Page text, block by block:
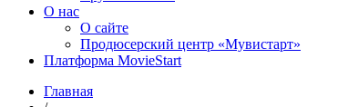
О нас
О сайте
Продюсерский центр «Мувистарт»
Платформа MovieStart
Главная